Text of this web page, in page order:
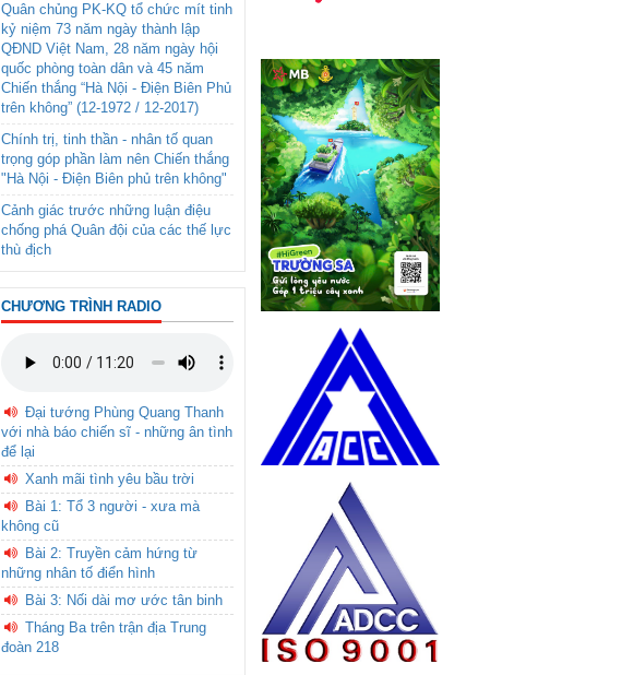
Quân chủng PK-KQ tổ chức mít tinh
kỷ niệm 73 năm ngày thành lập
QĐND Việt Nam, 28 năm ngày hội
quốc phòng toàn dân và 45 năm
Chiến thắng “Hà Nội - Điện Biên Phủ
trên không” (12-1972 / 12-2017)
Chính trị, tinh thần - nhân tố quan
trọng góp phần làm nên Chiến thắng
"Hà Nội - Điện Biên phủ trên không"
Cảnh giác trước những luận điệu
chống phá Quân đội của các thế lực
thù địch
CHƯƠNG TRÌNH RADIO
Đại tướng Phùng Quang Thanh
với nhà báo chiến sĩ - những ân tình
để lại
Xanh mãi tình yêu bầu trời
Bài 1: Tổ 3 người - xưa mà
không cũ
Bài 2: Truyền cảm hứng từ
những nhân tố điển hình
Bài 3: Nối dài mơ ước tân binh
Tháng Ba trên trận địa Trung
đoàn 218